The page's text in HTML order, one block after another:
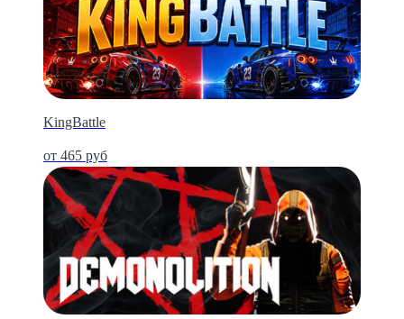
KingBattle
от 465 руб